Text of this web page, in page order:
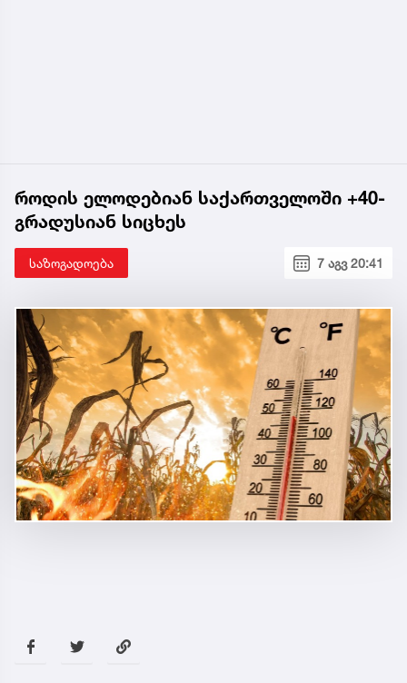
როდის ელოდებიან საქართველოში +40-
გრადუსიან სიცხეს
საზოგადოება 7 აგვ 20:41